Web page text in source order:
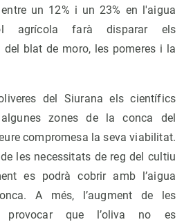
un 12% i un 23% en l'aigua
agrícola farà disparar els
del blat de moro, les pomeres i la
del Siurana els científics
zones de la conca del
compromesa la seva viabilitat.
de les necessitats de reg del cultiu
es podrà cobrir amb l’aigua
A més, l’augment de les
provocar que l’oliva no es